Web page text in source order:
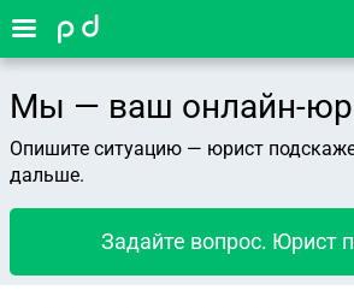
Мы — ваш онлайн-
Опишите ситуацию — юрист
дальше.
Задайте вопрос. Юрист